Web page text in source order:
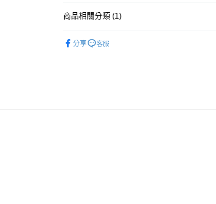
每筆NT$65，滿NT$690(含以上)免運費
商品相關分類 (1)
分享
客服